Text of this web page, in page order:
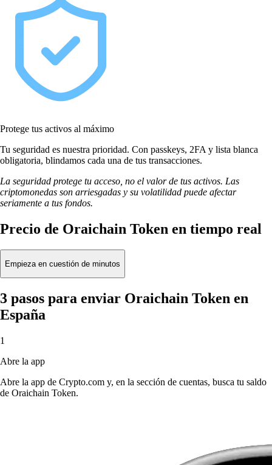
Protege tus activos al máximo
Tu seguridad es nuestra prioridad. Con passkeys, 2FA y lista blanca
obligatoria, blindamos cada una de tus transacciones.
La seguridad protege tu acceso, no el valor de tus activos. Las
criptomonedas son arriesgadas y su volatilidad puede afectar
seriamente a tus fondos.
Precio de Oraichain Token en tiempo real
Empieza en cuestión de minutos
3 pasos para enviar Oraichain Token en
España
1
Abre la app
Abre la app de Crypto.com y, en la sección de cuentas, busca tu saldo
de Oraichain Token.